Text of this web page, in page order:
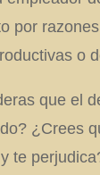
por
o
que el
¿Crees
te